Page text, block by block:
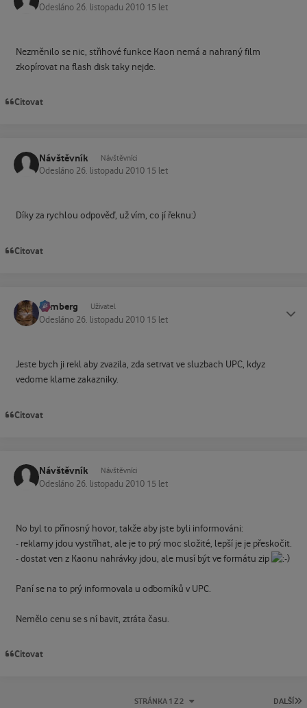
Odesláno 26. listopadu 2010 15 let
Nezměnilo se nic, střihové funkce Kaon nemá a nahraný film
zkopírovat na flash disk taky nejde.
Citovat
Návštěvník Návštěvníci
Odesláno 26. listopadu 2010 15 let
Díky za rychlou odpověď, už vím, co jí řeknu:)
Citovat
homberg Uživatel
Odesláno 26. listopadu 2010 15 let
Jeste bych ji rekl aby zvazila, zda setrvat ve sluzbach UPC, kdyz
vedome klame zakazniky.
Citovat
Návštěvník Návštěvníci
Odesláno 26. listopadu 2010 15 let
No byl to přínosný hovor, takže aby jste byli informováni:
- reklamy jdou vystříhat, ale je to prý moc složité, lepší je je přeskočit.
- dostat ven z Kaonu nahrávky jdou, ale musí být ve formátu zip
Paní se na to prý informovala u odborníků v UPC.
Nemělo cenu se s ní bavit, ztráta času.
Citovat
DALŠÍ
STRÁNKA 1 Z 2